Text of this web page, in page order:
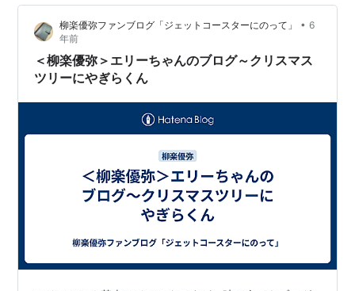
柳楽優弥ファンブログ「ジェットコースターにのって」 • 6
年前
＜柳楽優弥＞エリーちゃんのブログ～クリスマス
ツリーにやぎらくん